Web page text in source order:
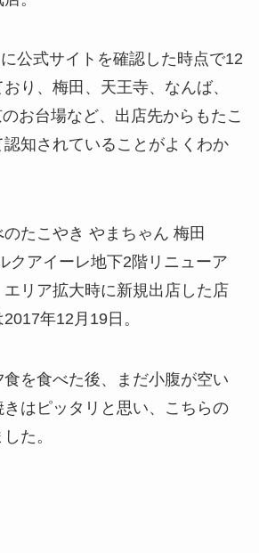
公式サイトを確認した時点で12
り、梅田、天王寺、なんば、
お台場など、出店先からもたこ
知されていることがよくわか
たこやき やまちゃん 梅田
クアイーレ地下2階リニューア
リア拡大時に新規出店した店
年12月19日。
を食べた後、まだ小腹が空い
はピッタリと思い、こちらの
た。